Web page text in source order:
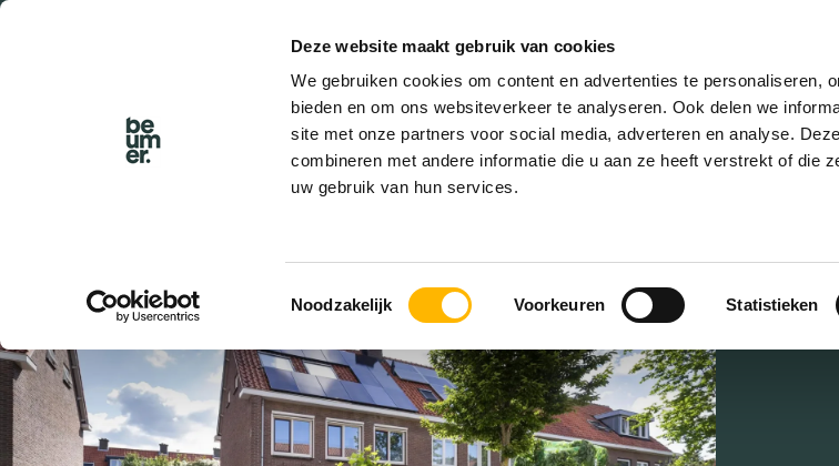
Deze website maakt gebruik van cookies
We gebruiken cookies om content en advertenties te personaliseren,
bieden en om ons websiteverkeer te analyseren. Ook delen we
site met onze partners voor social media, adverteren en analyse.
combineren met andere informatie die u aan ze heeft verstrekt of die
uw gebruik van hun services.
Toestemmingsselectie
Noodzakelijk Voorkeuren Statistieken